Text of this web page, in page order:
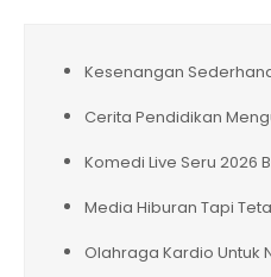
Kesenangan
Cerita Pendidikan
Komedi Live Seru 2026
Media Hiburan Tapi
Olahraga Kardio Untuk